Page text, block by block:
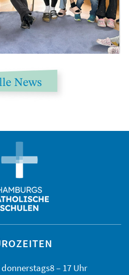
News
donnerstags8 – 17 Uhr